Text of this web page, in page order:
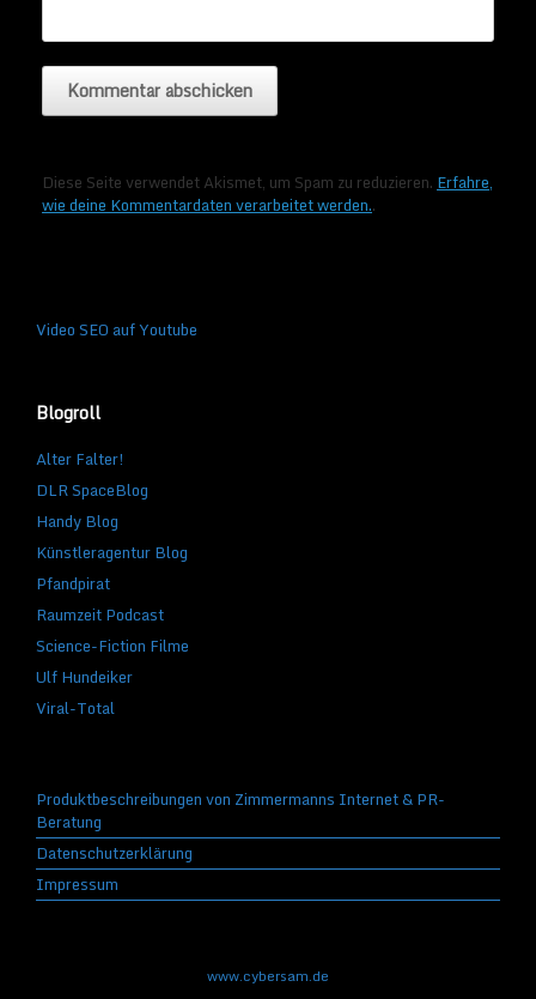
Diese Seite verwendet Akismet, um Spam zu reduzieren. Erfahre,
wie deine Kommentardaten verarbeitet werden..
Video SEO auf Youtube
Blogroll
Alter Falter!
DLR SpaceBlog
Handy Blog
Künstleragentur Blog
Pfandpirat
Raumzeit Podcast
Science-Fiction Filme
Ulf Hundeiker
Viral-Total
Produktbeschreibungen von Zimmermanns Internet & PR-
Beratung
Datenschutzerklärung
Impressum
www.cybersam.de